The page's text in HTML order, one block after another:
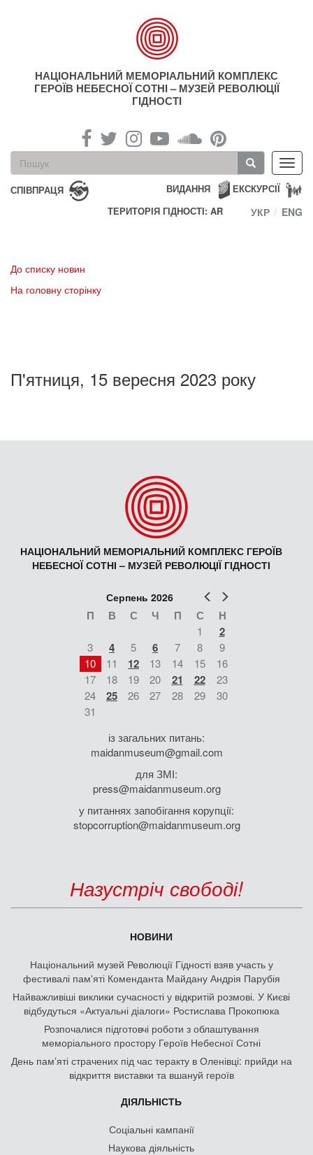
НАЦІОНАЛЬНИЙ МЕМОРІАЛЬНИЙ КОМПЛЕКС
ГЕРОЇВ НЕБЕСНОЇ СОТНІ – МУЗЕЙ РЕВОЛЮЦІЇ
ГІДНОСТІ
Пошукова
форма
Пошук
СПІВПРАЦЯ ЕКСКУРСІЇ
ВИДАННЯ
ТЕРИТОРІЯ ГІДНОСТІ: AR
УКР ENG
До списку новин
На головну сторінку
П'ятниця, 15 вересня 2023 року
НАЦІОНАЛЬНИЙ МЕМОРІАЛЬНИЙ КОМПЛЕКС ГЕРОЇВ
НЕБЕСНОЇ СОТНІ – МУЗЕЙ РЕВОЛЮЦІЇ ГІДНОСТІ
Попер
Серпень 2026
П В С Ч П С Н
1 2
3 4 5 6 7 8
9
10
11 12 13 14 15
16
17
18 19 20 21 22
23
24
25 26 27 28 29
30
31
із загальних питань:
maidanmuseum@gmail.com
для ЗМІ:
press@maidanmuseum.org
у питаннях запобігання корупції:
stopcorruption@maidanmuseum.org
Назустріч свободі!
НОВИНИ
Національний музей Революції Гідності взяв участь у
фестивалі пам'яті Коменданта Майдану Андрія Парубія
Найважливіші виклики сучасності у відкритій розмові. У Києві
відбудуться «Актуальні діалоги» Ростислава Прокопюка
Розпочалися підготовчі роботи з облаштування
меморіального простору Героїв Небесної Сотні
День памʼяті страчених під час теракту в Оленівці: прийди на
відкриття виставки та вшануй героїв
ДІЯЛЬНІСТЬ
Соціальні кампанії
Наукова діяльність